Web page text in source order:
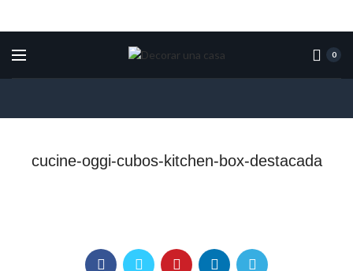
0
cucine-oggi-cubos-kitchen-box-destacada